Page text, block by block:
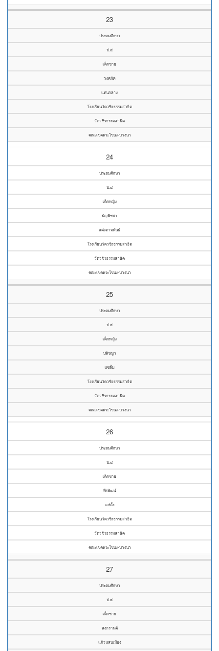
23
ประถมศึกษา
ป.๔
เด็กชาย
วงศภัค
แทนกลาง
โรงเรียนวัดวชิรธรรมสาธิต
วัดวชิรธรรมสาธิต
คณะเขตพระโขนง-บางนา
24
ประถมศึกษา
ป.๔
เด็กหญิง
ธัญพิชชา
แต่งตามพันธ์
โรงเรียนวัดวชิรธรรมสาธิต
วัดวชิรธรรมสาธิต
คณะเขตพระโขนง-บางนา
25
ประถมศึกษา
ป.๔
เด็กหญิง
ปพิชญา
แซ่ลิ้ม
โรงเรียนวัดวชิรธรรมสาธิต
วัดวชิรธรรมสาธิต
คณะเขตพระโขนง-บางนา
26
ประถมศึกษา
ป.๔
เด็กชาย
พีรพัฒน์
แซ่ตั้ง
โรงเรียนวัดวชิรธรรมสาธิต
วัดวชิรธรรมสาธิต
คณะเขตพระโขนง-บางนา
27
ประถมศึกษา
ป.๔
เด็กชาย
สงกรานต์
แก้วแสนเมือง